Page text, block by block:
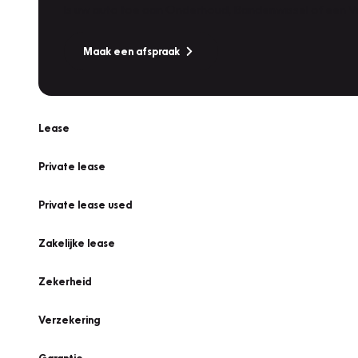
Maak een afspraak
Lease
Private lease
Private lease used
Zakelijke lease
Zekerheid
Verzekering